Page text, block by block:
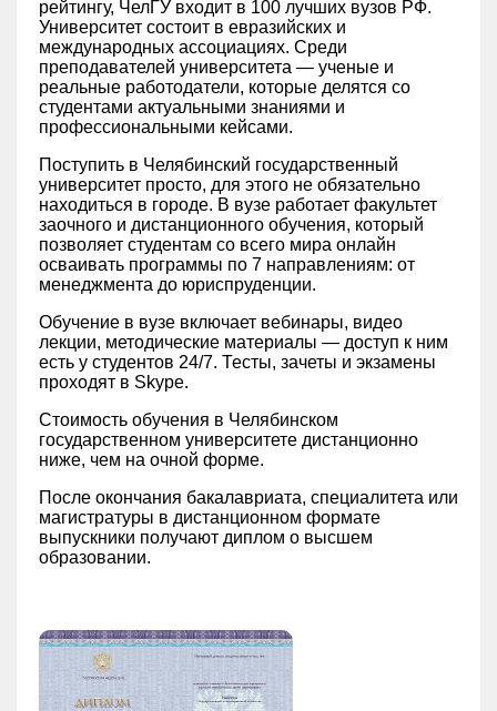
рейтингу, ЧелГУ входит в 100 лучших вузов РФ.
Университет состоит в евразийских и
международных ассоциациях. Среди
преподавателей университета — ученые и
реальные работодатели, которые делятся со
студентами актуальными знаниями и
профессиональными кейсами.
Поступить в Челябинский государственный
университет просто, для этого не обязательно
находиться в городе. В вузе работает факультет
заочного и дистанционного обучения, который
позволяет студентам со всего мира онлайн
осваивать программы по 7 направлениям: от
менеджмента до юриспруденции.
Обучение в вузе включает вебинары, видео
лекции, методические материалы — доступ к ним
есть у студентов 24/7. Тесты, зачеты и экзамены
проходят в Skype.
Стоимость обучения в Челябинском
государственном университете дистанционно
ниже, чем на очной форме.
После окончания бакалавриата, специалитета или
магистратуры в дистанционном формате
выпускники получают диплом о высшем
образовании.